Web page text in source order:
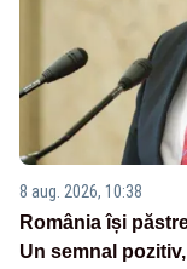
8 aug. 2026, 10:38
România își
Un semnal